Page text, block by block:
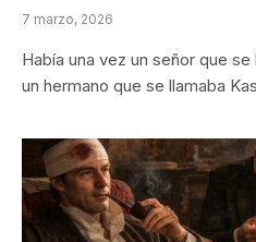
7 marzo, 2026
Había una vez un señor que
un hermano que se llamaba